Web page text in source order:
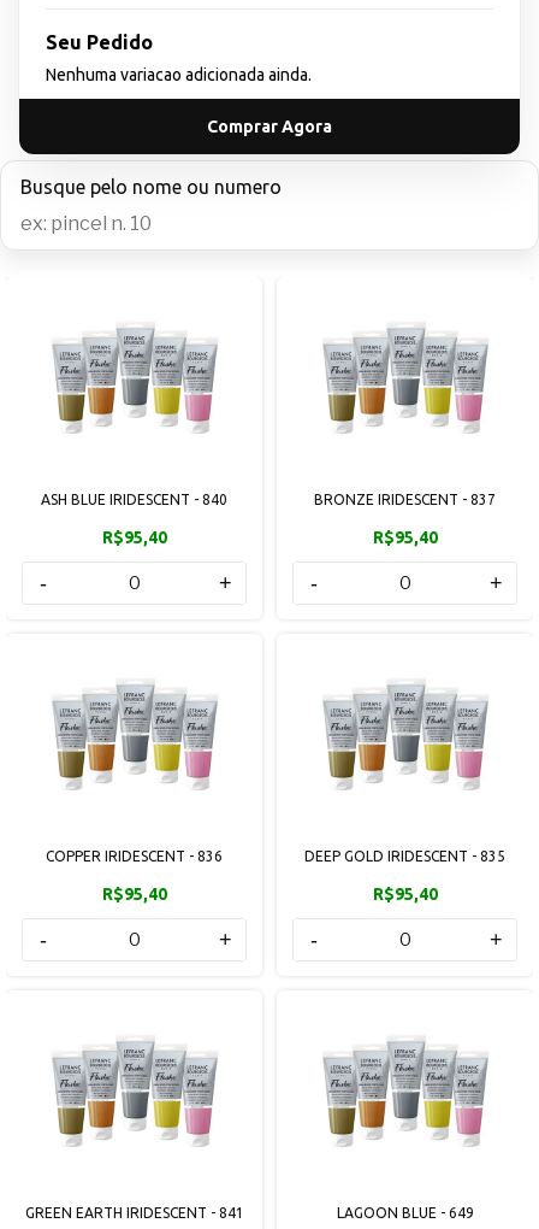
Seu Pedido
Nenhuma variacao adicionada ainda.
Comprar Agora
Busque pelo nome ou numero
ASH BLUE IRIDESCENT - 840
R$95,40
- +
BRONZE IRIDESCENT - 837
R$95,40
- +
COPPER IRIDESCENT - 836
R$95,40
- +
DEEP GOLD IRIDESCENT - 835
R$95,40
- +
GREEN EARTH IRIDESCENT - 841 LAGOON BLUE - 649